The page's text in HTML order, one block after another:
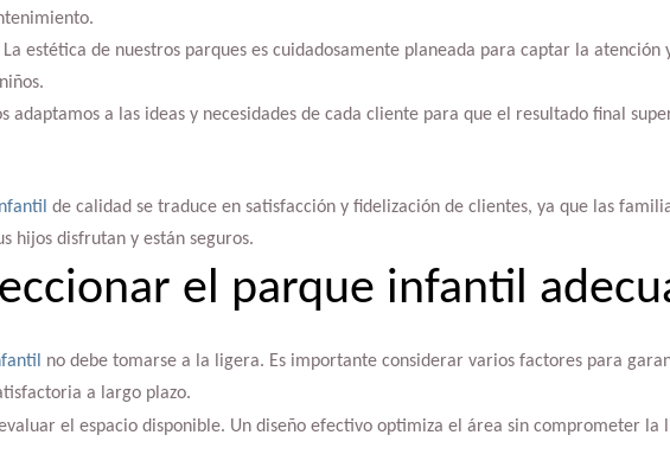
estética de nuestros parques es cuidadosamente planeada para captar la atención
adaptamos a las ideas y necesidades de cada cliente para que el resultado final
de calidad se traduce en satisfacción y fidelización de clientes, ya que las
hijos disfrutan y están seguros.
el parque infantil
no debe tomarse a la ligera. Es importante considerar varios factores para
a largo plazo.
el espacio disponible. Un diseño efectivo optimiza el área sin comprometer la